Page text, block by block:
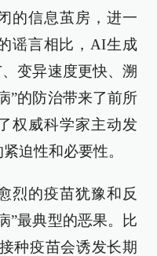
的信息茧房，进一
谣言相比，AI生成
变异速度更快、溯
”的防治带来了前所
权威科学家主动发
迫性和必要性。
烈的疫苗犹豫和反
”最典型的恶果。比
种疫苗会诱发长期